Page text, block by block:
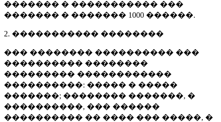
������� � ����������� ���
������� � ������� 1000 ������.
2. ����������� ��������
��� �������� ���������� ���
���������� ��������
��������� ������������
����������: ����� � �����
�������; �������� �������, �
����������, ��� ������
���������� �� ���� ��� �����, �